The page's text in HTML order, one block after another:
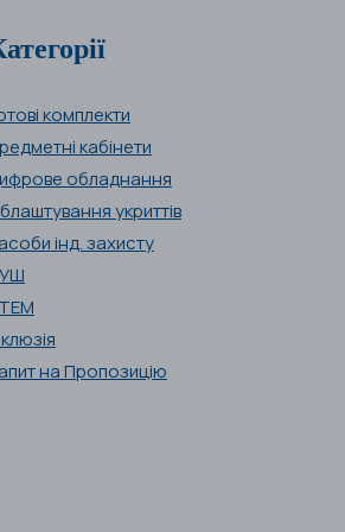
комплекти
кабінети
обладнання
укриттів
інд. захисту
на Пропозицію